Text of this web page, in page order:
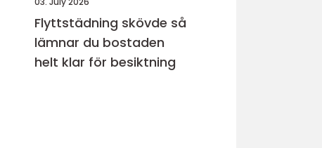
Flyttstädning skövde så
lämnar du bostaden
helt klar för besiktning